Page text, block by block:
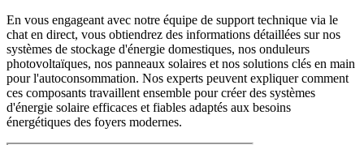
En vous engageant avec notre équipe de support technique via le
chat en direct, vous obtiendrez des informations détaillées sur nos
systèmes de stockage d'énergie domestiques, nos onduleurs
photovoltaïques, nos panneaux solaires et nos solutions clés en main
pour l'autoconsommation. Nos experts peuvent expliquer comment
ces composants travaillent ensemble pour créer des systèmes
d'énergie solaire efficaces et fiables adaptés aux besoins
énergétiques des foyers modernes.